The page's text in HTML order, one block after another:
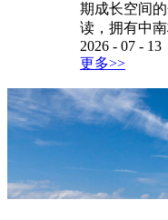
期成长空间
读，拥有中
2026 - 07 - 13
更多>>